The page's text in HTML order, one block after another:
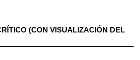
(CON VISUALIZACIÓN DEL